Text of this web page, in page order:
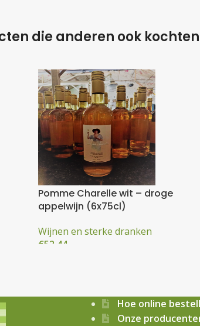
die anderen ook kochten
Pomme Charelle wit – droge
appelwijn (6x75cl)
Wijnen en sterke dranken
€52,44
Hoe online
Onze